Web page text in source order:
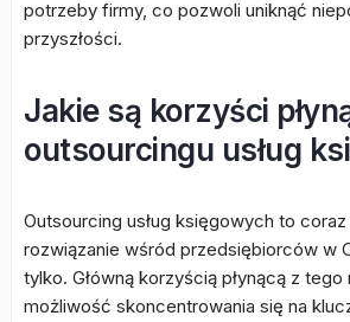
potrzeby firmy, co pozwoli uniknąć
przyszłości.
Jakie są korzyści
outsourcingu usług
Outsourcing usług księgowych to
rozwiązanie wśród przedsiębiorców w
tylko. Główną korzyścią płynącą z
możliwość skoncentrowania się na